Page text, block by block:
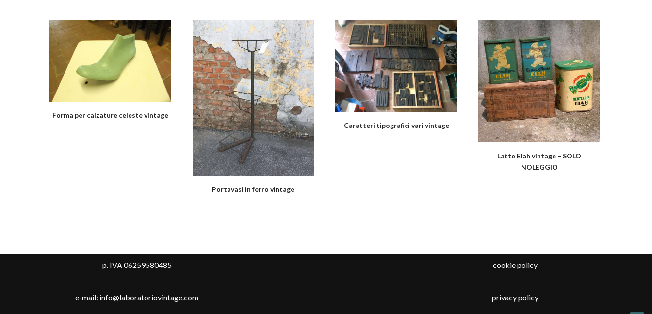
Forma per calzature celeste vintage
Portavasi in ferro vintage
Caratteri tipografici vari vintage
Latte Elah vintage – SOLO
NOLEGGIO
p. IVA 06259580485
e-mail: info@laboratoriovintage.com
cookie policy
privacy policy